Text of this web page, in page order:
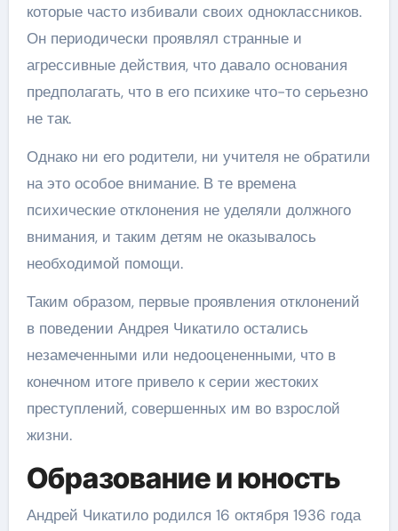
которые часто избивали своих одноклассников.
Он периодически проявлял странные и
агрессивные действия, что давало основания
предполагать, что в его психике что-то серьезно
не так.
Однако ни его родители, ни учителя не обратили
на это особое внимание. В те времена
психические отклонения не уделяли должного
внимания, и таким детям не оказывалось
необходимой помощи.
Таким образом, первые проявления отклонений
в поведении Андрея Чикатило остались
незамеченными или недооцененными, что в
конечном итоге привело к серии жестоких
преступлений, совершенных им во взрослой
жизни.
Образование и юность
Андрей Чикатило родился 16 октября 1936 года